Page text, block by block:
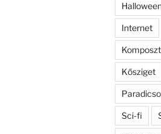
Internet
Komposzt
Kősziget
Sci-fi